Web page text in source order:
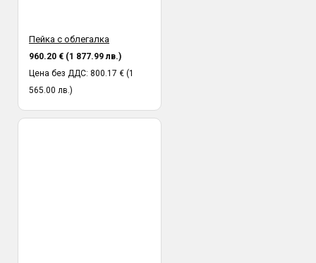
Пейка с облегалка
960.20 € (1 877.99 лв.)
Цена без ДДС: 800.17 € (1
565.00 лв.)